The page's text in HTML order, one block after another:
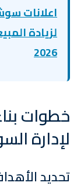
اعلانات
لزيادة
2026
خطوات
لإدارة
تحديد